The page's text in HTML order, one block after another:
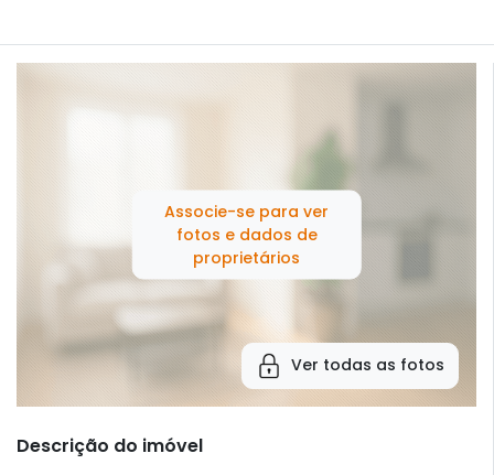
Associe-se para ver
fotos e dados de
proprietários
Ver todas as fotos
Descrição do imóvel